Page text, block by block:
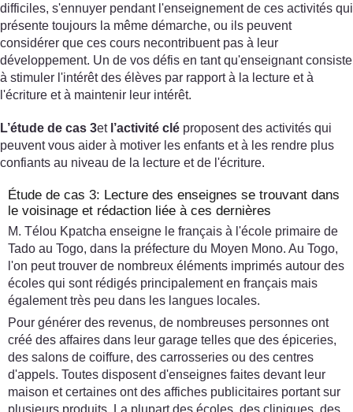
difficiles, s'ennuyer pendant l'enseignement de ces activités qui
présente toujours la même démarche, ou ils peuvent
considérer que ces cours necontribuent pas à leur
développement. Un de vos défis en tant qu'enseignant consiste
à stimuler l'intérêt des élèves par rapport à la lecture et à
l'écriture et à maintenir leur intérêt.
L’étude de cas 3et l’activité clé proposent des activités qui
peuvent vous aider à motiver les enfants et à les rendre plus
confiants au niveau de la lecture et de l'écriture.
Étude de cas 3: Lecture des enseignes se trouvant dans
le voisinage et rédaction liée à ces dernières
M. Télou Kpatcha enseigne le français à l'école primaire de
Tado au Togo, dans la préfecture du Moyen Mono. Au Togo,
l'on peut trouver de nombreux éléments imprimés autour des
écoles qui sont rédigés principalement en français mais
également très peu dans les langues locales.
Pour générer des revenus, de nombreuses personnes ont
créé des affaires dans leur garage telles que des épiceries,
des salons de coiffure, des carrosseries ou des centres
d'appels. Toutes disposent d'enseignes faites devant leur
maison et certaines ont des affiches publicitaires portant sur
plusieurs produits. La plupart des écoles, des cliniques, des